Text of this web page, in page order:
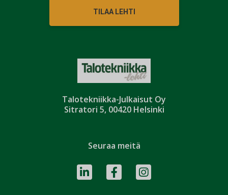
Talotekniikka-Julkaisut Oy
Sitratori 5, 00420 Helsinki
TILAA LEHTI
Seuraa meitä